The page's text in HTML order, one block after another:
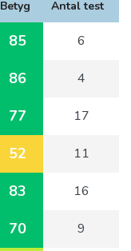
Betyg Antal test
85 6
86 4
77 17
52 11
83 16
70 9